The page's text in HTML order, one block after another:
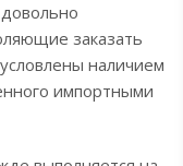
заказать
наличием
импортными